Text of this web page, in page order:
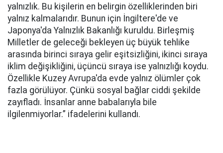
yalnızlık. Bu kişilerin en belirgin özelliklerinden biri
yalnız kalmalarıdır. Bunun için İngiltere'de ve
Japonya'da Yalnızlık Bakanlığı kuruldu. Birleşmiş
Milletler de geleceği bekleyen üç büyük tehlike
arasında birinci sıraya gelir eşitsizliğini, ikinci sıraya
iklim değişikliğini, üçüncü sıraya ise yalnızlığı koydu.
Özellikle Kuzey Avrupa'da evde yalnız ölümler çok
fazla görülüyor. Çünkü sosyal bağlar ciddi şekilde
zayıfladı. İnsanlar anne babalarıyla bile
ilgilenmiyorlar.” ifadelerini kullandı.